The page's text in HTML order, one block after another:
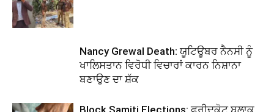
Nancy Grewal Death: ਯੂਟਿਊਬਰ ਨੈਨਸੀ ਨੂੰ
ਖਾਲਿਸਤਾਨ ਵਿਰੋਧੀ ਵਿਚਾਰਾਂ ਕਾਰਨ ਨਿਸ਼ਾਨਾ
ਬਣਾਉਣ ਦਾ ਸ਼ੱਕ